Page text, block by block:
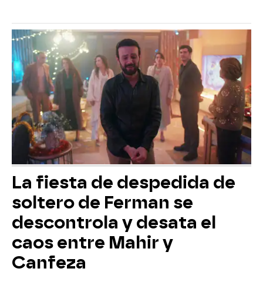
La fiesta de despedida de
soltero de Ferman se
descontrola y desata el
caos entre Mahir y
Canfeza